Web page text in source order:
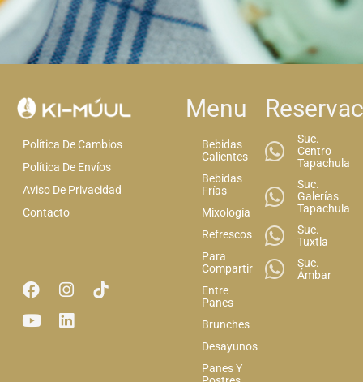
Política De Cambios
Política De Envíos
Aviso De Privacidad
Contacto
Menu
Bebidas
Calientes
Bebidas
Frías
Mixología
Refrescos
Para
Compartir
Entre
Panes
Brunches
Desayunos
Panes Y
Suc.
Centro
Tapachula
Suc.
Galerías
Tapachula
Suc.
Tuxtla
Suc.
Ámbar